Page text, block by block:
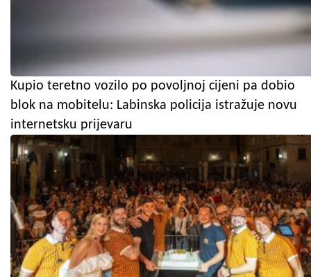
Kupio teretno vozilo po povoljnoj cijeni pa dobio
blok na mobitelu: Labinska policija istražuje novu
internetsku prijevaru